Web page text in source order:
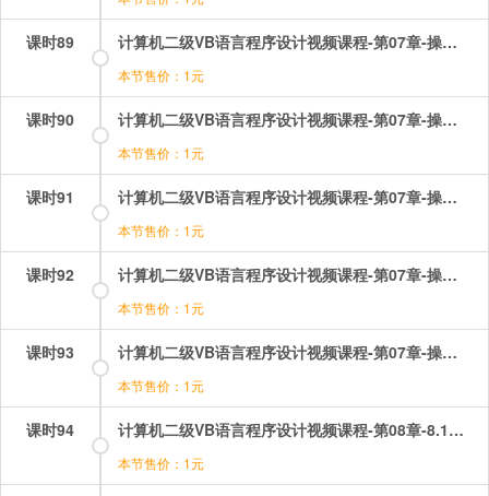
课时89 计算机二级VB语言程序设计视频课程-第07章-操作：选择结构之iif函数.mp4
本节售价：1元
课时90 计算机二级VB语言程序设计视频课程-第07章-操作：选择结构之iif函数的应用.mp4
本节售价：1元
课时91 计算机二级VB语言程序设计视频课程-第07章-操作：选择结构之块结构.mp4
本节售价：1元
课时92 计算机二级VB语言程序设计视频课程-第07章-操作：选择结构之多分支控制结构.mp4
本节售价：1元
课时93 计算机二级VB语言程序设计视频课程-第07章-操作：选择结构之简单结构.mp4
本节售价：1元
课时94 计算机二级VB语言程序设计视频课程-第08章-8.1数组的概念.mp4
本节售价：1元